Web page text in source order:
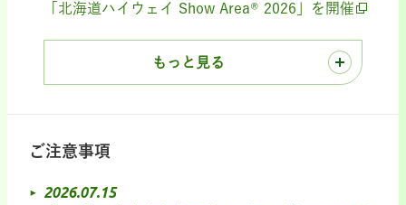
「北海道ハイウェイ Show Area® 2026」を開催
もっと見る
ご注意事項
2026.07.15